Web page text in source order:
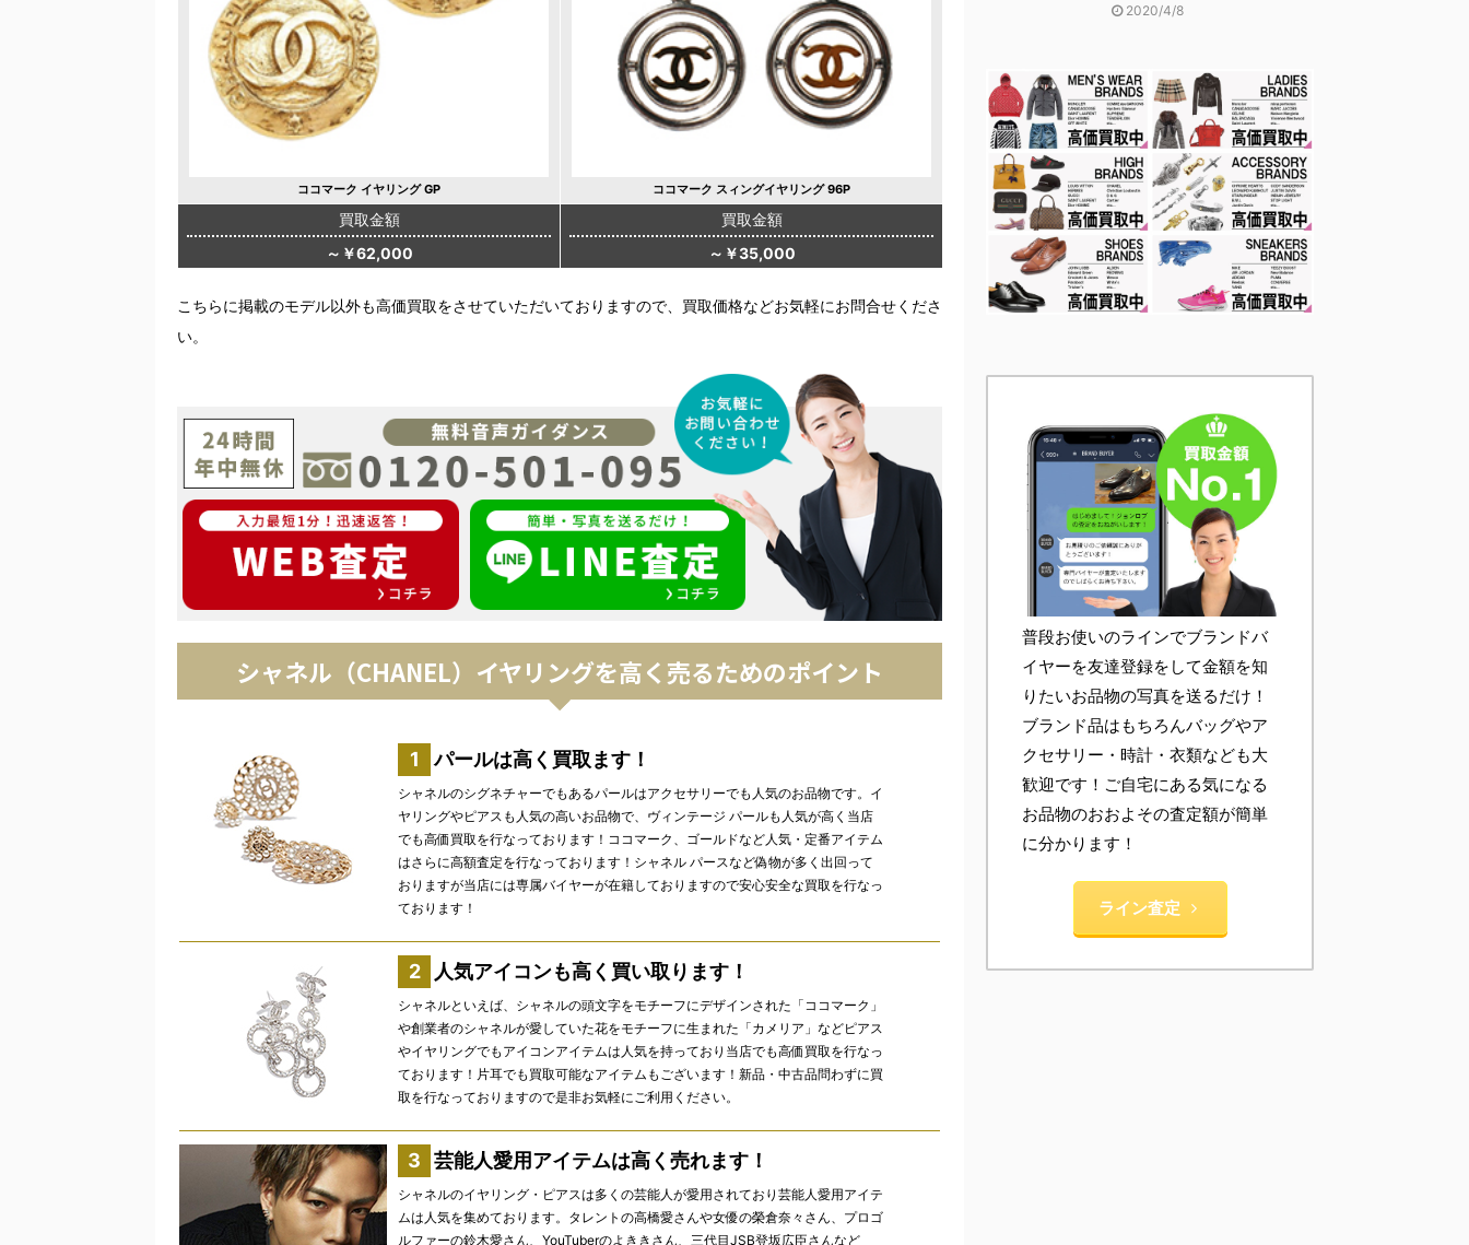
ココマーク イヤリング GP ココマーク スィングイヤリング 96P
買取金額
～￥62,000
買取金額
～￥35,000
こちらに掲載のモデル以外も高価買取をさせていただいておりますので、買取価格などお気軽にお問合せくださ
い。
シャネル（CHANEL）イヤリングを高く売るためのポイント
パールは高く買取ます！
シャネルのシグネチャーでもあるパールはアクセサリーでも人気のお品物です。イ
ヤリングやピアスも人気の高いお品物で、ヴィンテージ パールも人気が高く当店
でも高価買取を行なっております！ココマーク、ゴールドなど人気・定番アイテム
はさらに高額査定を行なっております！シャネル パースなど偽物が多く出回って
おりますが当店には専属バイヤーが在籍しておりますので安心安全な買取を行なっ
ております！
人気アイコンも高く買い取ります！
シャネルといえば、シャネルの頭文字をモチーフにデザインされた「ココマーク」
や創業者のシャネルが愛していた花をモチーフに生まれた「カメリア」などピアス
やイヤリングでもアイコンアイテムは人気を持っており当店でも高価買取を行なっ
ております！片耳でも買取可能なアイテムもございます！新品・中古品問わずに買
取を行なっておりますので是非お気軽にご利用ください。
芸能人愛用アイテムは高く売れます！
シャネルのイヤリング・ピアスは多くの芸能人が愛用されており芸能人愛用アイテ
ムは人気を集めております。タレントの高橋愛さんや女優の榮倉奈々さん、プロゴ
ルファーの鈴木愛さん、YouTuberのよききさん、三代目JSB登坂広臣さんなど
2020/4/8
普段お使いのラインでブランドバ
イヤーを友達登録をして金額を知
りたいお品物の写真を送るだけ！
ブランド品はもちろんバッグやア
クセサリー・時計・衣類なども大
歓迎です！ご自宅にある気になる
お品物のおおよその査定額が簡単
に分かります！
ライン査定